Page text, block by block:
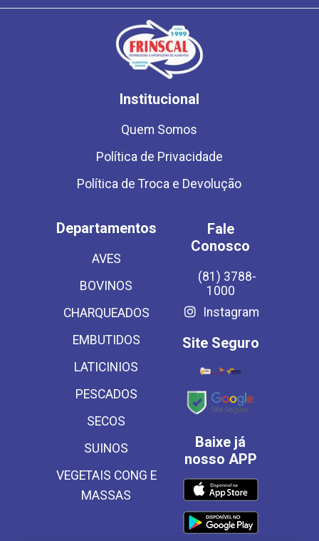
Institucional
Quem Somos
Política de Privacidade
Política de Troca e Devolução
Departamentos
AVES
BOVINOS
CHARQUEADOS
EMBUTIDOS
LATICINIOS
PESCADOS
SECOS
SUINOS
VEGETAIS CONG E
MASSAS
Fale
Conosco
(81) 3788-
1000
Instagram
Site Seguro
Baixe já
nosso APP